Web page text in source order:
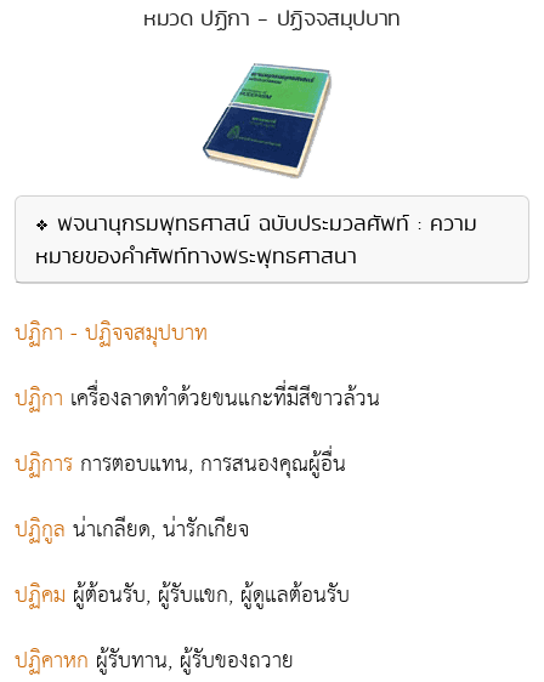
หมวด ปฏิกา - ปฏิจจสมุปบาท
พจนานุกรมพุทธศาสน์ ฉบับประมวลศัพท์ : ความ
หมายของคำศัพท์ทางพระพุทธศาสนา
ปฏิกา - ปฏิจจสมุปบาท
ปฏิกา เครื่องลาดทำด้วยขนแกะที่มีสีขาวล้วน
ปฏิการ การตอบแทน, การสนองคุณผู้อื่น
ปฏิกูล น่าเกลียด, น่ารักเกียจ
ปฏิคม ผู้ต้อนรับ, ผู้รับแขก, ผู้ดูแลต้อนรับ
ปฏิคาหก ผู้รับทาน, ผู้รับของถวาย